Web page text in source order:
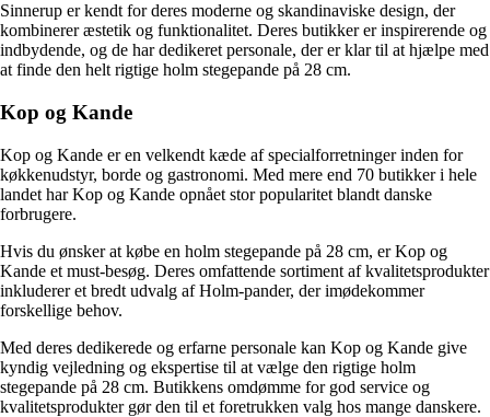
Sinnerup er kendt for deres moderne og skandinaviske design, der
kombinerer æstetik og funktionalitet. Deres butikker er inspirerende og
indbydende, og de har dedikeret personale, der er klar til at hjælpe med
at finde den helt rigtige holm stegepande på 28 cm.
Kop og Kande
Kop og Kande er en velkendt kæde af specialforretninger inden for
køkkenudstyr, borde og gastronomi. Med mere end 70 butikker i hele
landet har Kop og Kande opnået stor popularitet blandt danske
forbrugere.
Hvis du ønsker at købe en holm stegepande på 28 cm, er Kop og
Kande et must-besøg. Deres omfattende sortiment af kvalitetsprodukter
inkluderer et bredt udvalg af Holm-pander, der imødekommer
forskellige behov.
Med deres dedikerede og erfarne personale kan Kop og Kande give
kyndig vejledning og ekspertise til at vælge den rigtige holm
stegepande på 28 cm. Butikkens omdømme for god service og
kvalitetsprodukter gør den til et foretrukken valg hos mange danskere.